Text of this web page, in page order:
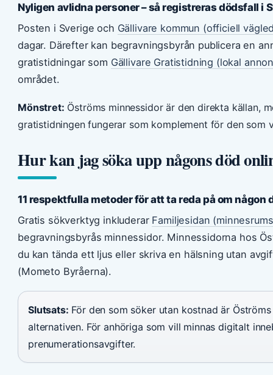
Nyligen avlidna personer – så registreras dödsfall i
Posten i Sverige och Gällivare kommun (officiell
dagar. Därefter kan begravningsbyrån publicera en
gratistidningar som Gällivare Gratistidning (lokal
området.
Mönstret: Öströms minnessidor är den direkta källan,
gratistidningen fungerar som komplement för den som
Hur kan jag söka upp någons död
11 respektfulla metoder för att ta reda på om
Gratis sökverktyg inkluderar Familjesidan
begravningsbyrås minnessidor. Minnessidorna hos
du kan tända ett ljus eller skriva en hälsning utan
(Mometo Byråerna).
Slutsats: För den som söker utan kostnad är
alternativen. För anhöriga som vill minnas digitalt
prenumerationsavgifter.